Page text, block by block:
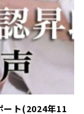
ート(2024年11